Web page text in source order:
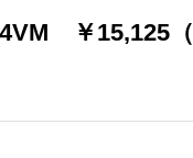
￥15,125